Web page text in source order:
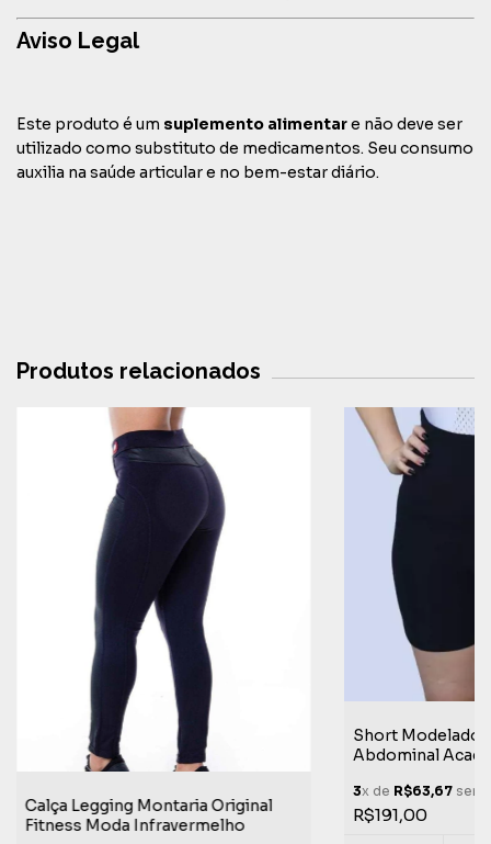
Aviso Legal
Este produto é um suplemento alimentare não deve ser
utilizado como substituto de medicamentos. Seu consumo
auxilia na saúde articular e no bem-estar diário.
Produtos relacionados
Calça Legging Montaria Original
Fitness Moda Infravermelho
Short Modelador
Abdominal
3x de R$63,67sem
R$191,00